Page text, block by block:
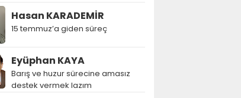
Hasan KARADEMİR
15 temmuz’a giden süreç
Eyüphan KAYA
Barış ve huzur sürecine amasız
destek vermek lazım